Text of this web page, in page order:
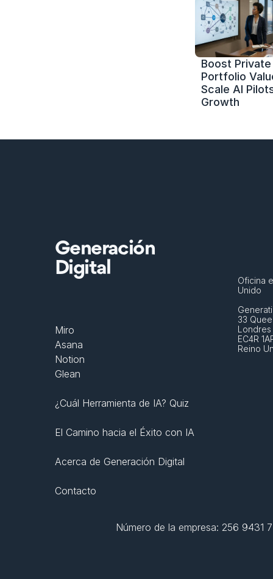
Boost
Portfolio
Scale AI
Growth
Generación
Digital
Miro
Asana
Notion
Glean
¿Cuál Herramienta de IA? Quiz
El Camino hacia el Éxito con IA
Acerca de Generación Digital
Contacto
Oficina
Unido
33
Londres
EC4R
Reino
Número de la empresa: 256